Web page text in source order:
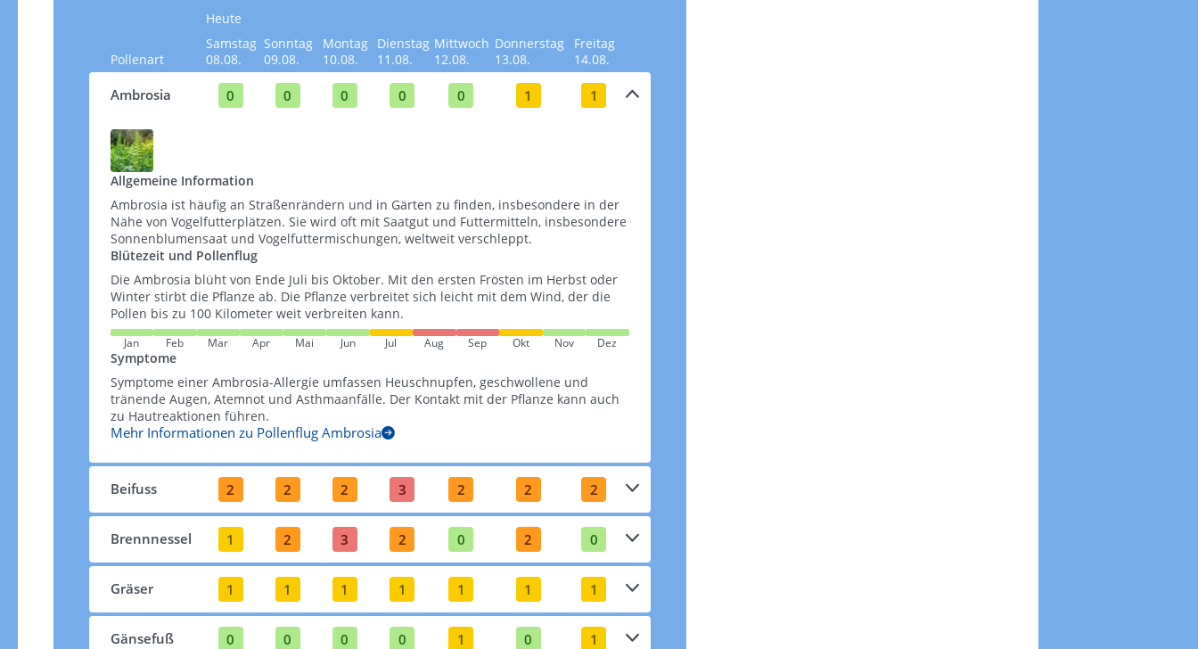
Pollenart
Heute
Samstag
08.08.
Sonntag
09.08.
Montag
10.08.
Dienstag
11.08.
Mittwoch
12.08.
Donnerstag
13.08.
Freitag
14.08.
Ambrosia 0 0 0 0 0 1 1
Allgemeine Information
Ambrosia ist häufig an Straßenrändern und in Gärten zu finden, insbesondere in der
Nähe von Vogelfutterplätzen. Sie wird oft mit Saatgut und Futtermitteln, insbesondere
Sonnenblumensaat und Vogelfuttermischungen, weltweit verschleppt​​​​.
Blütezeit und Pollenflug
Die Ambrosia blüht von Ende Juli bis Oktober. Mit den ersten Frösten im Herbst oder
Winter stirbt die Pflanze ab. Die Pflanze verbreitet sich leicht mit dem Wind, der die
Pollen bis zu 100 Kilometer weit verbreiten kann​​.
Jan Feb Mar Apr Mai Jun Jul Aug Sep Okt Nov Dez
Symptome
Symptome einer Ambrosia-Allergie umfassen Heuschnupfen, geschwollene und
tränende Augen, Atemnot und Asthmaanfälle. Der Kontakt mit der Pflanze kann auch
zu Hautreaktionen führen​​.
Mehr Informationen zu Pollenflug Ambrosia
Beifuss 2 2 2 3 2 2 2
Brennnessel 1 2 3 2 0 2 0
Gräser 1 1 1 1 1 1 1
Gänsefuß 0 0 0 0 1 0 1